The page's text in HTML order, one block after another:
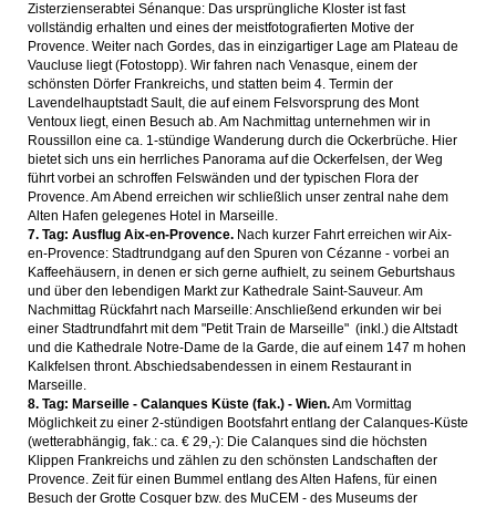
Zisterzienserabtei Sénanque: Das ursprüngliche Kloster ist fast
vollständig erhalten und eines der meistfotografierten Motive der
Provence. Weiter nach Gordes, das in einzigartiger Lage am Plateau de
Vaucluse liegt (Fotostopp). Wir fahren nach Venasque, einem der
schönsten Dörfer Frankreichs, und statten beim 4. Termin der
Lavendelhauptstadt Sault, die auf einem Felsvorsprung des Mont
Ventoux liegt, einen Besuch ab. Am Nachmittag unternehmen wir in
Roussillon eine ca. 1-stündige Wanderung durch die Ockerbrüche. Hier
bietet sich uns ein herrliches Panorama auf die Ockerfelsen, der Weg
führt vorbei an schroffen Felswänden und der typischen Flora der
Provence. Am Abend erreichen wir schließlich unser zentral nahe dem
Alten Hafen gelegenes Hotel in Marseille.
7. Tag: Ausflug Aix-en-Provence. Nach kurzer Fahrt erreichen wir Aix-
en-Provence: Stadtrundgang auf den Spuren von Cézanne - vorbei an
Kaffeehäusern, in denen er sich gerne aufhielt, zu seinem Geburtshaus
und über den lebendigen Markt zur Kathedrale Saint-Sauveur. Am
Nachmittag Rückfahrt nach Marseille: Anschließend erkunden wir bei
einer Stadtrundfahrt mit dem "Petit Train de Marseille" (inkl.) die Altstadt
und die Kathedrale Notre-Dame de la Garde, die auf einem 147 m hohen
Kalkfelsen thront. Abschiedsabendessen in einem Restaurant in
Marseille.
8. Tag: Marseille - Calanques Küste (fak.) - Wien.Am Vormittag
Möglichkeit zu einer 2-stündigen Bootsfahrt entlang der Calanques-Küste
(wetterabhängig, fak.: ca. € 29,-): Die Calanques sind die höchsten
Klippen Frankreichs und zählen zu den schönsten Landschaften der
Provence. Zeit für einen Bummel entlang des Alten Hafens, für einen
Besuch der Grotte Cosquer bzw. des MuCEM - des Museums der